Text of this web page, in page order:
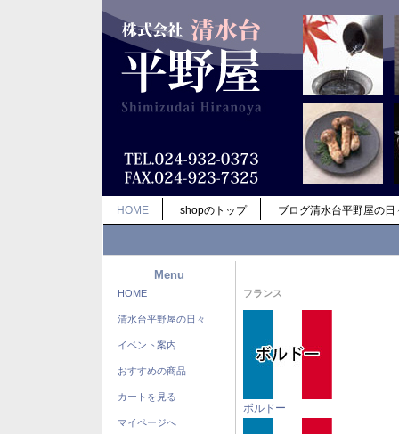
HOME shopのトップ ブログ清水台平野屋の日
Menu
HOME
清水台平野屋の日々
イベント案内
おすすめの商品
カートを見る
マイページへ
フランス
ボルドー